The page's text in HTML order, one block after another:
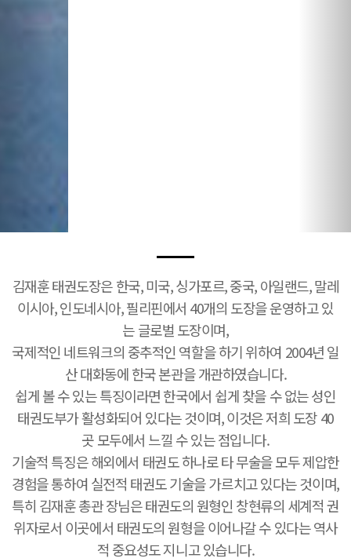
김재훈 태권도장은 한국, 미국, 싱가포르, 중국, 아일랜드, 말레
이시아, 인도네시아, 필리핀에서 40개의 도장을 운영하고 있
는 글로벌 도장이며,
국제적인 네트워크의 중추적인 역할을 하기 위하여 2004년 일
산 대화동에 한국 본관을 개관하였습니다.
쉽게 볼 수 있는 특징이라면 한국에서 쉽게 찾을 수 없는 성인
태권도부가 활성화되어 있다는 것이며, 이것은 저희 도장 40
곳 모두에서 느낄 수 있는 점입니다.
기술적 특징은 해외에서 태권도 하나로 타 무술을 모두 제압한
경험을 통하여 실전적 태권도 기술을 가르치고 있다는 것이며,
특히 김재훈 총관 장님은 태권도의 원형인 창현류의 세계적 권
위자로서 이곳에서 태권도의 원형을 이어나갈 수 있다는 역사
적 중요성도 지니고 있습니다.